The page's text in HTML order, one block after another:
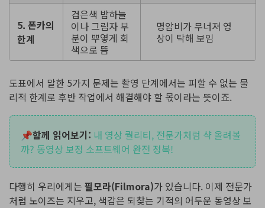
5. 폰카의
한계
검은색 밤하늘
이나 그림자 부
분이 뿌옇게 회
색으로 뜸
명암비가 무너져 영
상이 탁해 보임
도표에서 말한 5가지 문제는 촬영 단계에서는 피할 수 없는 물
리적 한계로 후반 작업에서 해결해야 할 몫이라는 뜻이죠.
📌함께 읽어보기: 내 영상 퀄리티, 전문가처럼 샥 올려볼
까? 동영상 보정 소프트웨어 완전 정복!
다행히 우리에게는 필모라(Filmora)가 있습니다. 이제 전문가
처럼 노이즈는 지우고, 색감은 되찾는 기적의 어두운 동영상 보